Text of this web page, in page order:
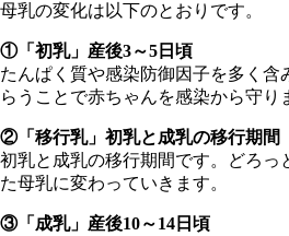
母乳の変化は以下のとおりです。
①「初乳」産後3～5日頃
たんぱく質や感染防御因子を多く含
らうことで赤ちゃんを感染から守り
②「移行乳」初乳と成乳の移行期間
初乳と成乳の移行期間です。どろっ
た母乳に変わっていきます。
③「成乳」産後10～14日頃